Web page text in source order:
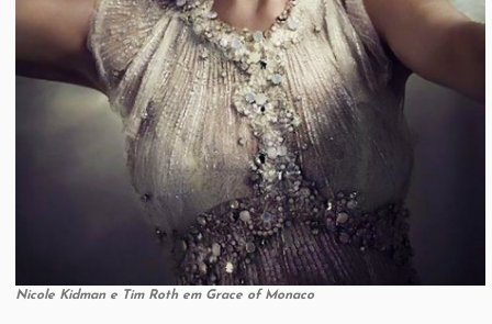
Nicole Kidman e Tim Roth em Grace of Monaco